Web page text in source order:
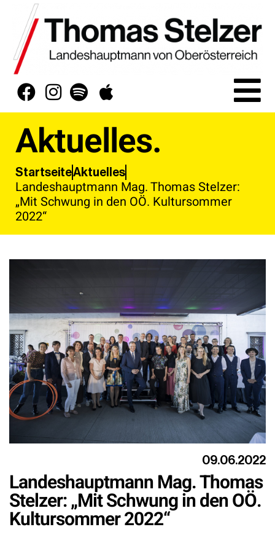
Aktuelles.
StartseiteAktuelles
Landeshauptmann Mag. Thomas Stelzer:
„Mit Schwung in den OÖ. Kultursommer
2022“
09.06.2022
Landeshauptmann Mag. Thomas
Stelzer: „Mit Schwung in den OÖ.
Kultursommer 2022“